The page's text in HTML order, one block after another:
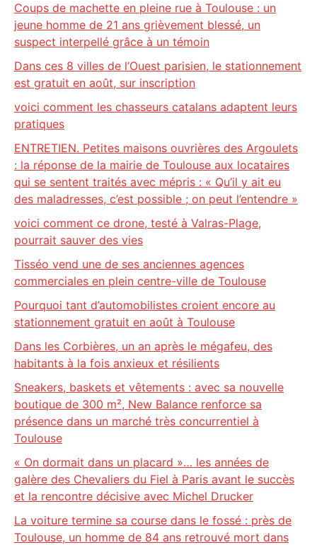
Coups de machette en pleine rue à Toulouse : un
jeune homme de 21 ans grièvement blessé, un
suspect interpellé grâce à un témoin
Dans ces 8 villes de l’Ouest parisien, le stationnement
est gratuit en août, sur inscription
voici comment les chasseurs catalans adaptent leurs
pratiques
ENTRETIEN. Petites maisons ouvrières des Argoulets
: la réponse de la mairie de Toulouse aux locataires
qui se sentent traités avec mépris : « Qu’il y ait eu
des maladresses, c’est possible ; on peut l’entendre »
voici comment ce drone, testé à Valras-Plage,
pourrait sauver des vies
Tisséo vend une de ses anciennes agences
commerciales en plein centre-ville de Toulouse
Pourquoi tant d’automobilistes croient encore au
stationnement gratuit en août à Toulouse
Dans les Corbières, un an après le mégafeu, des
habitants à la fois anxieux et résilients
Sneakers, baskets et vêtements : avec sa nouvelle
boutique de 300 m², New Balance renforce sa
présence dans un marché très concurrentiel à
Toulouse
« On dormait dans un placard »… les années de
galère des Chevaliers du Fiel à Paris avant le succès
et la rencontre décisive avec Michel Drucker
La voiture termine sa course dans le fossé : près de
Toulouse, un homme de 84 ans retrouvé mort dans